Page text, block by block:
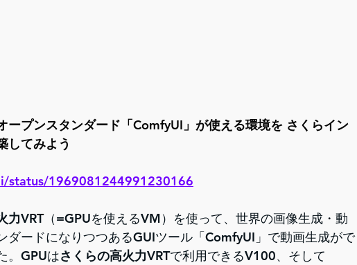
ープンスタンダード「ComfyUI」が使える環境を さくらイン
してみよう
status/1969081244991230166
力VRT（=GPUを使えるVM）を使って、世界の画像生成・動
ダードになりつつあるGUIツール「ComfyUI」で動画生成がで
。GPUはさくらの高火力VRTで利用できるV100、そして